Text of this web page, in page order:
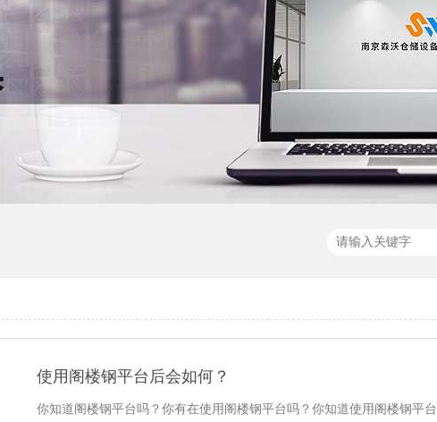
使用阁楼钢平台后会如何？
你知道阁楼钢平台吗？你有在使用阁楼钢平台吗？你知道使用阁楼钢平